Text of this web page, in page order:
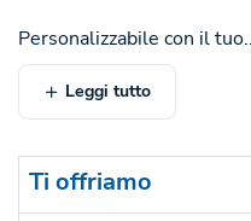
Personalizzabile con il
Leggi tutto
Ti offriamo